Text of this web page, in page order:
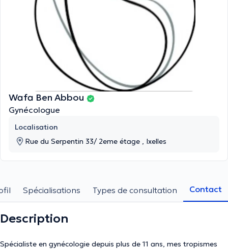
Wafa Ben Abbou
Gynécologue
Localisation
Rue du Serpentin 33/ 2eme étage , Ixelles
Spécialisations Types de consultation Contact
Description
Spécialiste en gynécologie depuis plus de 11 ans, mes tropismes